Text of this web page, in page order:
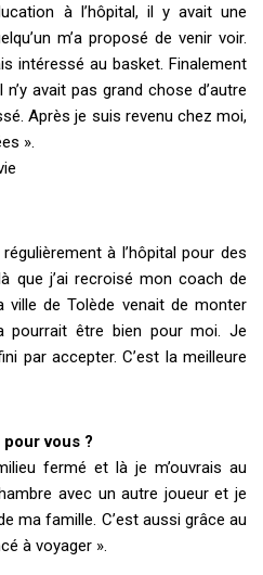
à l’hôpital, il y avait une
m’a proposé de venir voir.
intéressé au basket. Finalement
n’y avait pas grand chose d’autre
Après je suis revenu chez moi,
».
à l’hôpital pour des
que j’ai recroisé mon coach de
ville de Tolède venait de monter
pourrait être bien pour moi. Je
par accepter. C’est la meilleure
vous ?
fermé et là je m’ouvrais au
avec un autre joueur et je
ma famille. C’est aussi grâce au
à voyager ».